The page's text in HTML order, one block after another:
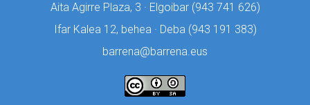
Aita Agirre Plaza, 3 · Elgoibar (943 741 626)
Ifar Kalea 12, behea · Deba (943 191 383)
barrena@barrena.eus